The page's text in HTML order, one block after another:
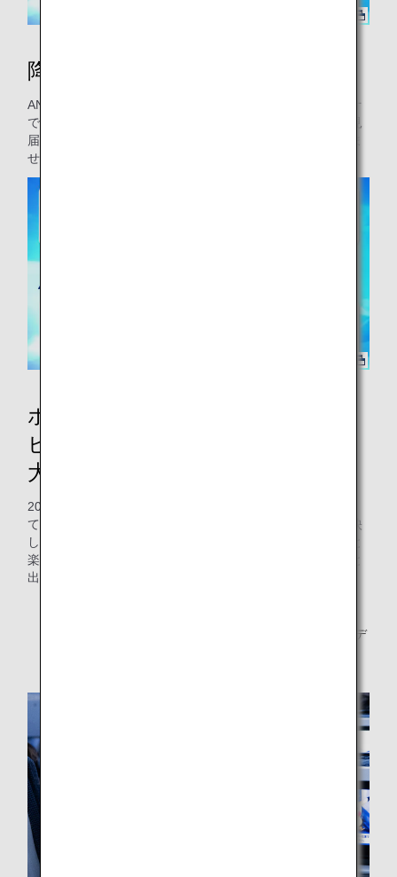
降機ビデオ
ANAが株式会社ポケモンとコラボレーションした降機ビデオ
です。空港で働くANAのスタッフ達が、ピカチュウの旅を見
届けます。一緒に空港を巡りながら、ANAの旅を感じてみま
せんか？
ポケモンが登場するANA機内安全
ビデオ・降機ビデオが全機材に拡
大上映スタート！
2024年12月1日からANAの国内線・国際線すべての機材*に
て、ポケモンが登場する機内安全ビデオと降機ビデオを上映
します。大好きなポケモンたちがいつものフライトをもっと
楽しい時間に変えてくれます！いっしょに特別な空の旅へと
出発しましょう！
B787-9 R2-D2塗装機）は従来の安全ビデオ・降機ビデ